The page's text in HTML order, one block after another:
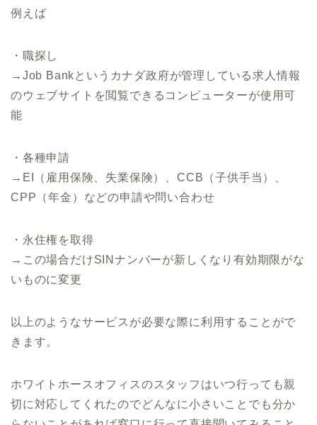
例えば
・職探し
→Job Bankというカナダ政府が管理している求人情報
のウェブサイトを閲覧できるコンピューターが使用可
能
・各種申請
→EI（雇用保険、失業保険）、CCB（子供手当）、
CPP（年金）などの申請や問い合わせ
・永住権を取得
→この場合だけSINナンバーが新しくなり有効期限がな
いものに変更
以上のようなサービスが必要な際に利用することがで
きます。
ホワイトホースオフィスのスタッフはいつ行っても親
切に対応してくれたのでどんなに小さいことでも分か